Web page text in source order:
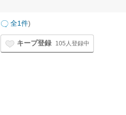
全1件)
キープ登録 105人登録中